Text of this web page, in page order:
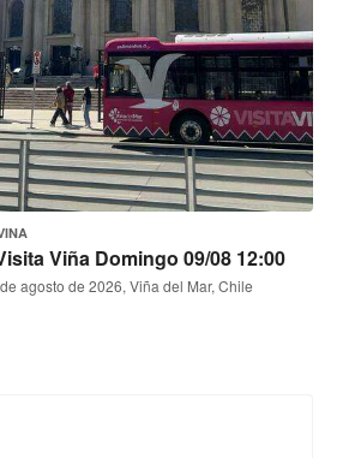
Viña Domingo 09/08 12:00
agosto de 2026, Viña del Mar, Chile